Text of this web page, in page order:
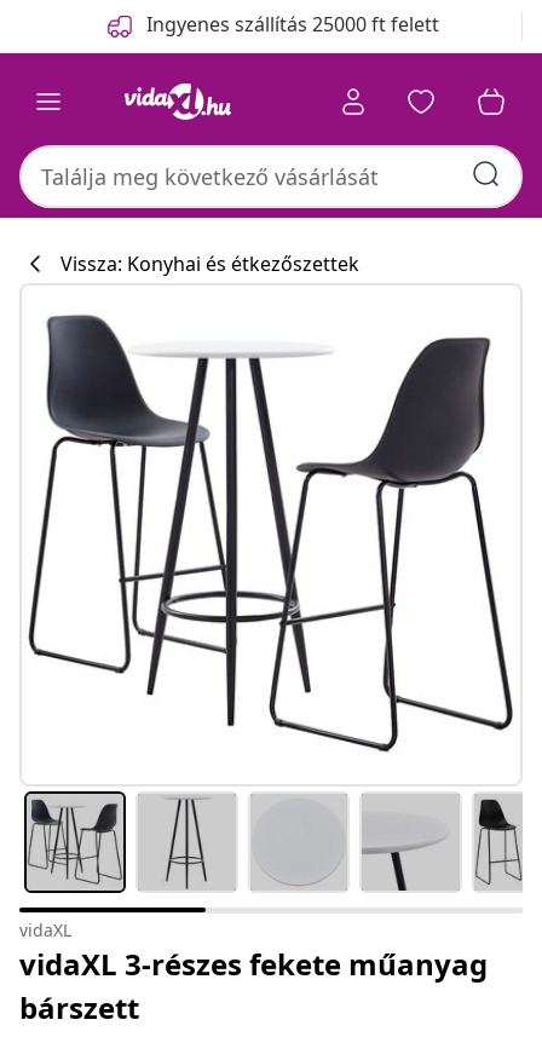
Ingyenes szállítás 25000 ft felett
Vissza: Konyhai és étkezőszettek
vidaXL
vidaXL 3-részes fekete műanyag
bárszett